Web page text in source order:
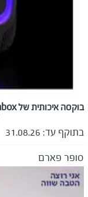
בוקסה איכותית של soonbox ב-159 ₪
בתוקף עד: 31.08.26
סופר פארם